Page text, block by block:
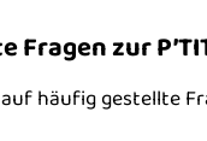
Fragen zur
häufig gestellte